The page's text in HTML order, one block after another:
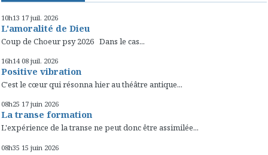
10h13 17 juil. 2026
L'amoralité de Dieu
Coup de Choeur psy 2026 Dans le cas...
16h14 08 juil. 2026
Positive vibration
C'est le cœur qui résonna hier au théâtre antique...
08h25 17 juin 2026
La transe formation
L'expérience de la transe ne peut donc être assimilée...
08h35 15 juin 2026